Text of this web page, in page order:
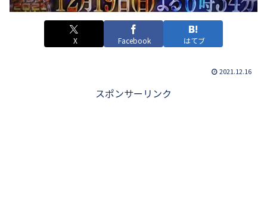
X Facebook はてブ
2021.12.16
スポンサーリンク